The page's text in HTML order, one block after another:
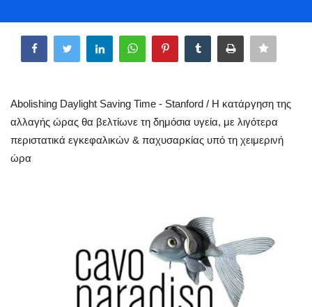
Mykonos
Sport
Sustainability
Abolishing Daylight Saving Time - Stanford / Η κατάργηση της
αλλαγής ώρας θα βελτίωνε τη δημόσια υγεία, με λιγότερα
περιστατικά εγκεφαλικών & παχυσαρκίας υπό τη χειμερινή
ώρα